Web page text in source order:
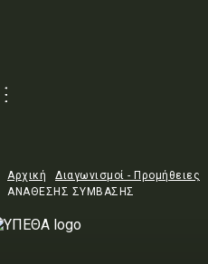
Αρχική Διαγωνισμοί - Προμήθειες
ΑΝΑΘΕΣΗΣ ΣΥΜΒΑΣΗΣ